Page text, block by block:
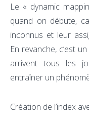
Le « dynamic
quand on débute,
inconnus et leur
En revanche, c’est
arrivent tous les
entraîner un
Création de l’index